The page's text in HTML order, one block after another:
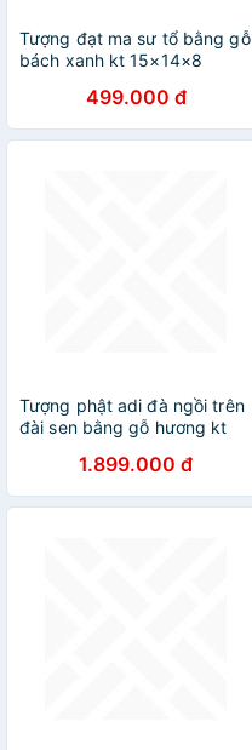
Tượng đạt ma sư tổ bằng gỗ
bách xanh kt 15×14×8
499.000 đ
Tượng phật adi đà ngồi trên
đài sen bằng gỗ hương kt
1.899.000 đ